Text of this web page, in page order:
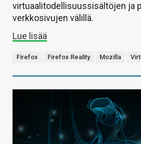
virtuaalitodellisuussisältöjen ja
verkkosivujen välillä.
Lue lisää
Firefox Firefox Reality Mozilla